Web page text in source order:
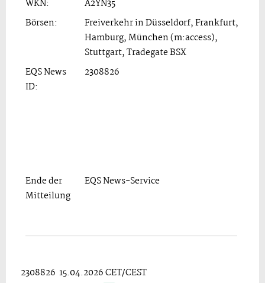
WKN:
A2YN35
Börsen:
Freiverkehr in Düsseldorf, Frankfurt,
Hamburg, München (m:access),
Stuttgart, Tradegate BSX
EQS News
ID:
2308826
Ende der
Mitteilung
EQS News-Service
2308826 15.04.2026 CET/CEST